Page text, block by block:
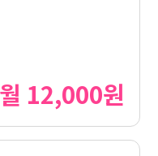
월 12,000원